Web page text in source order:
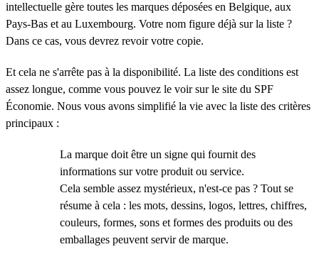
intellectuelle gère toutes les marques déposées en Belgique, aux
Pays-Bas et au Luxembourg. Votre nom figure déjà sur la liste ?
Dans ce cas, vous devrez revoir votre copie.
Et cela ne s'arrête pas à la disponibilité. La liste des conditions est
assez longue, comme vous pouvez le voir sur le site du SPF
Économie. Nous vous avons simplifié la vie avec la liste des critères
principaux :
La marque doit être un signe qui fournit des
informations sur votre produit ou service.
Cela semble assez mystérieux, n'est-ce pas ? Tout se
résume à cela : les mots, dessins, logos, lettres, chiffres,
couleurs, formes, sons et formes des produits ou des
emballages peuvent servir de marque.